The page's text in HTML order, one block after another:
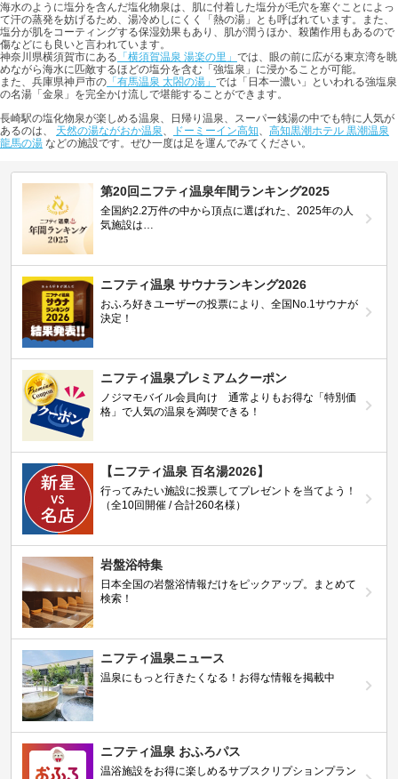
海水のように塩分を含んだ塩化物泉は、肌に付着した塩分が毛穴を塞ぐことによっ
て汗の蒸発を妨げるため、湯冷めしにくく「熱の湯」とも呼ばれています。また、
塩分が肌をコーティングする保湿効果もあり、肌が潤うほか、殺菌作用もあるので
傷などにも良いと言われています。
神奈川県横須賀市にある 「横須賀温泉 湯楽の里」 では、眼の前に広がる東京湾を眺
めながら海水に匹敵するほどの塩分を含む「強塩泉」に浸かることが可能。
また、兵庫県神戸市の 「有馬温泉 太閤の湯」 では「日本一濃い」といわれる強塩泉
の名湯「金泉」を完全かけ流しで堪能することができます。
長崎駅の塩化物泉が楽しめる温泉、日帰り温泉、スーパー銭湯の中でも特に人気が
あるのは、 天然の湯ながおか温泉、 ドーミーイン高知、 高知黒潮ホテル 黒潮温泉
龍馬の湯 などの施設です。ぜひ一度は足を運んでみてください。
第20回ニフティ温泉年間ランキング2025
全国約2.2万件の中から頂点に選ばれた、2025年の人
気施設は…
ニフティ温泉 サウナランキング2026
おふろ好きユーザーの投票により、全国No.1サウナが
決定！
ニフティ温泉プレミアムクーポン
ノジマモバイル会員向け 通常よりもお得な「特別価
格」で人気の温泉を満喫できる！
【ニフティ温泉 百名湯2026】
行ってみたい施設に投票してプレゼントを当てよう！
（全10回開催 / 合計260名様）
岩盤浴特集
日本全国の岩盤浴情報だけをピックアップ。まとめて
検索！
ニフティ温泉ニュース
温泉にもっと行きたくなる！お得な情報を掲載中
ニフティ温泉 おふろパス
温浴施設をお得に楽しめるサブスクリプションプラン